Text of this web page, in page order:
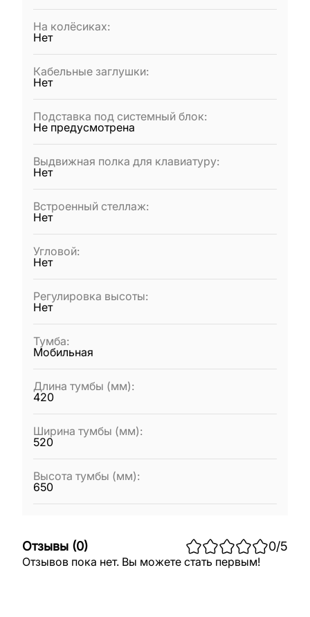
На колёсиках:
Нет
Кабельные заглушки:
Нет
Подставка под системный блок:
Не предусмотрена
Выдвижная полка для клавиатуру:
Нет
Встроенный стеллаж:
Нет
Угловой:
Нет
Регулировка высоты:
Нет
Тумба:
Мобильная
Длина тумбы (мм):
420
Ширина тумбы (мм):
520
Высота тумбы (мм):
650
Отзывы (0) 0/5
Отзывов пока нет. Вы можете стать первым!